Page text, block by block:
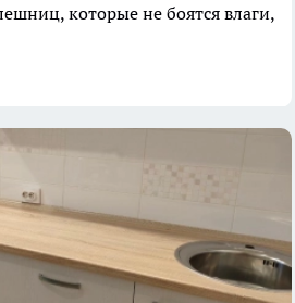
которые не боятся влаги,